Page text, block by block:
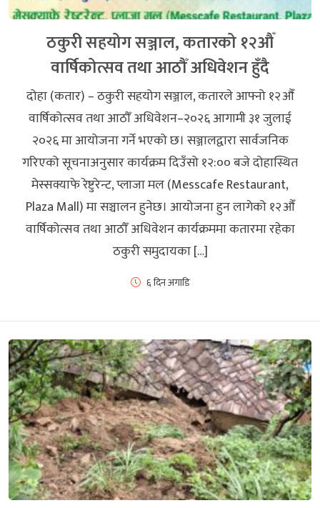
ठकुरी सहयोग सञ्जाल, कतारको १२औँ
वार्षिकोत्सव तथा आठौँ अधिवेशन हुँदै
दोहा (कतार) – ठकुरी सहयोग सञ्जाल, कतारले आफ्नो १२औँ
वार्षिकोत्सव तथा आठौँ अधिवेशन–२०२६ आगामी ३१ जुलाई
२०२६ मा आयोजना गर्ने भएको छ। सञ्जालद्वारा सार्वजनिक
गरिएको सूचनाअनुसार कार्यक्रम दिउँसो १२:०० बजे दोहास्थित
मेस्सक्याफे रेष्टुरेन्ट, प्लाजा मल (Messcafe Restaurant,
Plaza Mall) मा सञ्चालन हुनेछ। आयोजना हुन लागेको १२औँ
वार्षिकोत्सव तथा आठौँ अधिवेशन कार्यक्रममा कतारमा रहेका
ठकुरी समुदायका […]
६ दिन अगाडि